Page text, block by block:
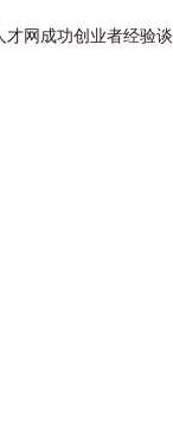
才网成功创业者经验谈